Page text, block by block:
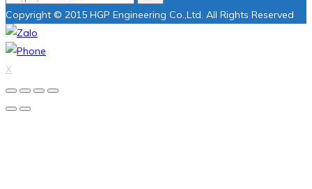
Copyright © 2015 HGP Engineering Co.,Ltd. All Rights Reserved
X